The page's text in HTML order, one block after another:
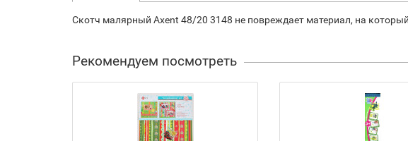
Скотч малярный Axent 48/20 3148 не повреждает материал, на
Рекомендуем посмотреть